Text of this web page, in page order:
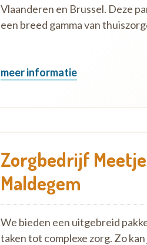
Vlaanderen en Brussel. Deze
een breed gamma van
meer informatie
Zorgbedrijf
Maldegem
We bieden een uitgebreid
taken tot complexe zorg. Zo